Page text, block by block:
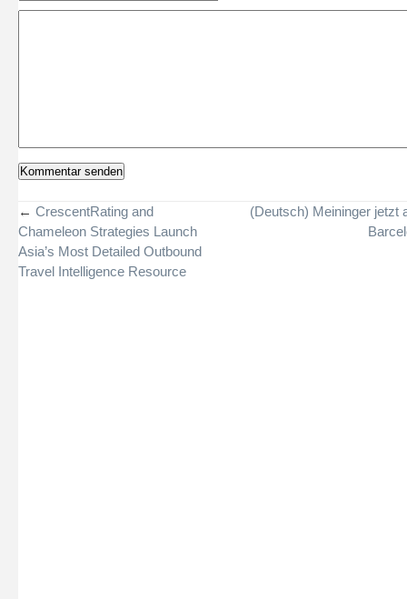
(Deutsch) Meininger jetzt
← CrescentRating and
Chameleon Strategies Launch
Asia’s Most Detailed Outbound
Travel Intelligence Resource